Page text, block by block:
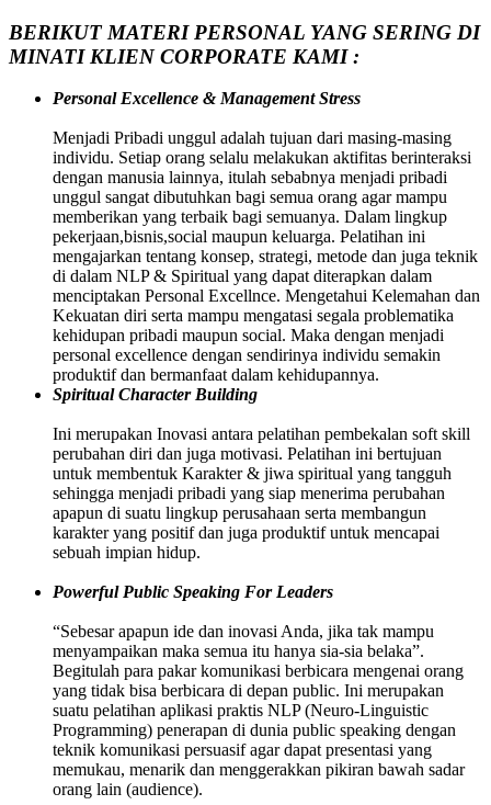
BERIKUT MATERI PERSONAL YANG SERING DI
MINATI KLIEN CORPORATE KAMI :
Personal Excellence & Management Stress
Menjadi Pribadi unggul adalah tujuan dari masing-masing
individu. Setiap orang selalu melakukan aktifitas berinteraksi
dengan manusia lainnya, itulah sebabnya menjadi pribadi
unggul sangat dibutuhkan bagi semua orang agar mampu
memberikan yang terbaik bagi semuanya. Dalam lingkup
pekerjaan,bisnis,social maupun keluarga. Pelatihan ini
mengajarkan tentang konsep, strategi, metode dan juga teknik
di dalam NLP & Spiritual yang dapat diterapkan dalam
menciptakan Personal Excellnce. Mengetahui Kelemahan dan
Kekuatan diri serta mampu mengatasi segala problematika
kehidupan pribadi maupun social. Maka dengan menjadi
personal excellence dengan sendirinya individu semakin
produktif dan bermanfaat dalam kehidupannya.
Spiritual Character Building
Ini merupakan Inovasi antara pelatihan pembekalan soft skill
perubahan diri dan juga motivasi. Pelatihan ini bertujuan
untuk membentuk Karakter & jiwa spiritual yang tangguh
sehingga menjadi pribadi yang siap menerima perubahan
apapun di suatu lingkup perusahaan serta membangun
karakter yang positif dan juga produktif untuk mencapai
sebuah impian hidup.
Powerful Public Speaking For Leaders
“Sebesar apapun ide dan inovasi Anda, jika tak mampu
menyampaikan maka semua itu hanya sia-sia belaka”.
Begitulah para pakar komunikasi berbicara mengenai orang
yang tidak bisa berbicara di depan public. Ini merupakan
suatu pelatihan aplikasi praktis NLP (Neuro-Linguistic
Programming) penerapan di dunia public speaking dengan
teknik komunikasi persuasif agar dapat presentasi yang
memukau, menarik dan menggerakkan pikiran bawah sadar
orang lain (audience).